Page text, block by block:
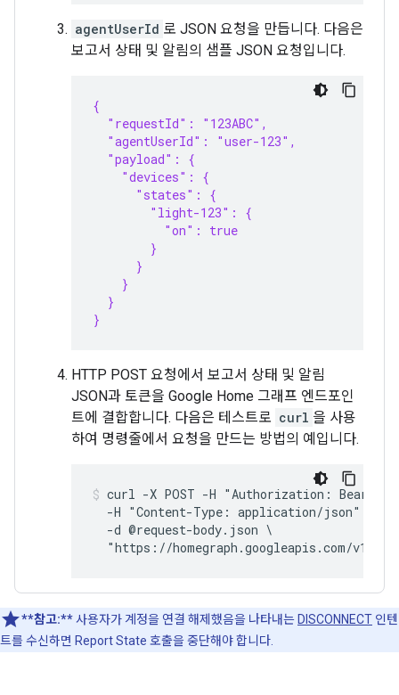
agentUserId 로 JSON 요청을 만듭니다. 다음은
보고서 상태 및 알림의 샘플 JSON 요청입니다.
{
  "requestId": "123ABC",
  "agentUserId": "user-123",
  "payload": {
    "devices": {
      "states": {
        "light-123": {
          "on": true
        }
      }
    }
  }
}
HTTP POST 요청에서 보고서 상태 및 알림
JSON과 토큰을 Google Home 그래프 엔드포인
트에 결합합니다. 다음은 테스트로 curl 을 사용
하여 명령줄에서 요청을 만드는 방법의 예입니다.
curl -X POST -H "Authorization: Bearer
  -H "Content-Type: application/json" \
  -d @request-body.json \
**참고:** 사용자가 계정을 연결 해제했음을 나타내는 DISCONNECT 인텐
트를 수신하면 Report State 호출을 중단해야 합니다.